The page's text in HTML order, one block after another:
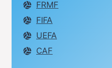
FRMF
FIFA
UEFA
CAF